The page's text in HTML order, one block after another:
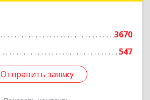
3670
547
Отправить заявку
Отправить заявку